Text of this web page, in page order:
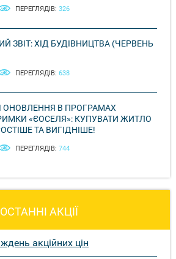
ПЕРЕГЛЯДІВ: 326
ЗВІТ: ХІД БУДІВНИЦТВА (ЧЕРВЕНЬ
ПЕРЕГЛЯДІВ: 638
ОНОВЛЕННЯ В ПРОГРАМАХ
«ЄОСЕЛЯ»: КУПУВАТИ ЖИТЛО
ТА ВИГІДНІШЕ!
ПЕРЕГЛЯДІВ: 744
ОСТАННІ АКЦІЇ
акційних цін